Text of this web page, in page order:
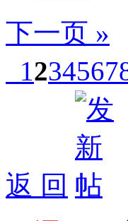
下一页 »
1234567
返 回